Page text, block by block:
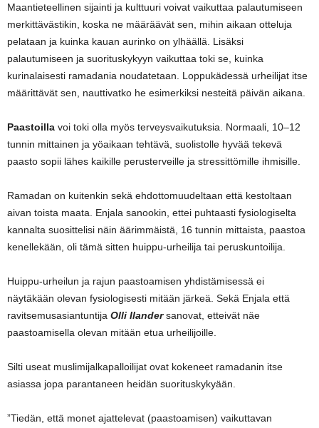
Maantieteellinen sijainti ja kulttuuri voivat vaikuttaa palautumiseen
merkittävästikin, koska ne määräävät sen, mihin aikaan otteluja
pelataan ja kuinka kauan aurinko on ylhäällä. Lisäksi
palautumiseen ja suorituskykyyn vaikuttaa toki se, kuinka
kurinalaisesti ramadania noudatetaan. Loppukädessä urheilijat itse
määrittävät sen, nauttivatko he esimerkiksi nesteitä päivän aikana.
Paastoilla voi toki olla myös terveysvaikutuksia. Normaali, 10–12
tunnin mittainen ja yöaikaan tehtävä, suolistolle hyvää tekevä
paasto sopii lähes kaikille perusterveille ja stressittömille ihmisille.
Ramadan on kuitenkin sekä ehdottomuudeltaan että kestoltaan
aivan toista maata. Enjala sanookin, ettei puhtaasti fysiologiselta
kannalta suosittelisi näin äärimmäistä, 16 tunnin mittaista, paastoa
kenellekään, oli tämä sitten huippu-urheilija tai peruskuntoilija.
Huippu-urheilun ja rajun paastoamisen yhdistämisessä ei
näytäkään olevan fysiologisesti mitään järkeä. Sekä Enjala että
ravitsemusasiantuntija Olli Ilandersanovat, etteivät näe
paastoamisella olevan mitään etua urheilijoille.
Silti useat muslimijalkapalloilijat ovat kokeneet ramadanin itse
asiassa jopa parantaneen heidän suorituskykyään.
”Tiedän, että monet ajattelevat (paastoamisen) vaikuttavan